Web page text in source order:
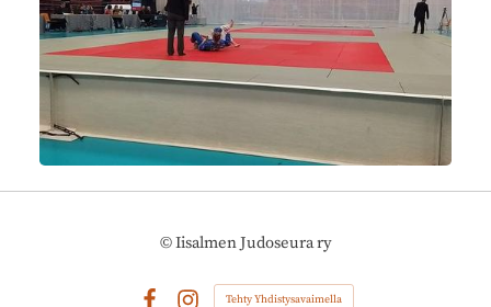
©Iisalmen Judoseura ry
Tehty Yhdistysavaimella